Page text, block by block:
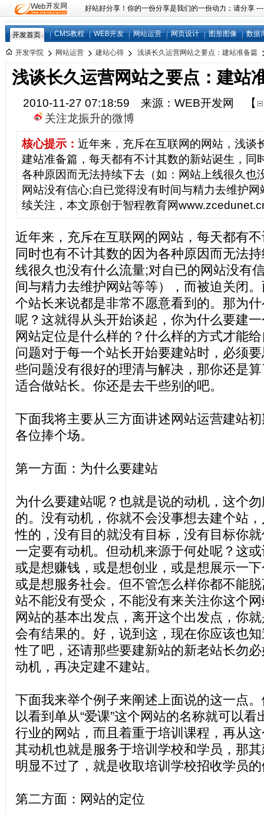
好站好分享！你的一份分享是我们的一份动力；请分享
开发首页 CMS教程 WEB开发 网站运营 网页设计 图形图像 数据
开发学院 网站运营 建站心得 浅谈长久运营网站之要点：建站准备篇
浅谈长久运营网站之要点：建站
2010-11-27 07:18:59 来源：WEB开发网
【
关注龙振升的微博
核心提示： 近年来，充斥在互联网的网站，浅谈
建站准备篇，每天都有不计其数的新站诞生，同
各种原因而无法持续下去（如：网站上线很久也
网站没有信心;自已觉得没有时间与精力去维护
续关注，本文原创于智程教育网
近年来，充斥在互联网的网站，每天都有
同时也有不计其数的因为各种原因而无法
线很久也没有什么流量;对自已的网站没有
间与精力去维护网站等等），而被迫关闭
个站长来说都是非常不愿意看到的。那为
呢？这就得从头开始谈起，你为什么要建
网站定位是什么样的？什么样的方式才能
问题对于每一个站长开始要建站时，必须
些问题没有很好的理清与解决，那你还是
适合做站长。你还是去干些别的吧。
下面我将主要从三方面讲述网站运营建站
各位捧个场。
第一方面：为什么要建站
为什么要建站呢？也就是说的动机，这个
的。没有动机，你就不会没事想去建个站
性的，没有目的就没有目标，没有目标你
一定要有动机。但动机来源于何处呢？这
或是想赚钱，或是想创业，或是想展示一
或是想服务社会。但不管怎么样你都不能
站不能没有受众，不能没有来关注你这个
网站的基本出发点，离开这个出发点，你
会有结果的。好，说到这，现在你应该也
性了吧，还请那些要建新站的新老站长勿
动机，再决定建不建站。
下面我来举个例子来阐述上面说的这一点
以看到单从“爱课”这个网站的名称就可以
行业的网站，而且着重于培训课程，再从
其动机也就是服务于培训学校和学员，那
明显不过了，就是收取培训学校招收学员
第二方面：网站的定位